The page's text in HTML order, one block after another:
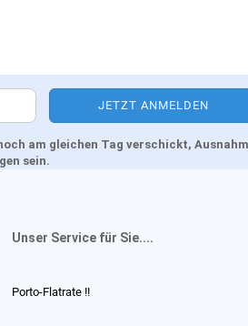
am gleichen Tag verschickt,
sein.
Unser Service für Sie....
Porto-Flatrate !!